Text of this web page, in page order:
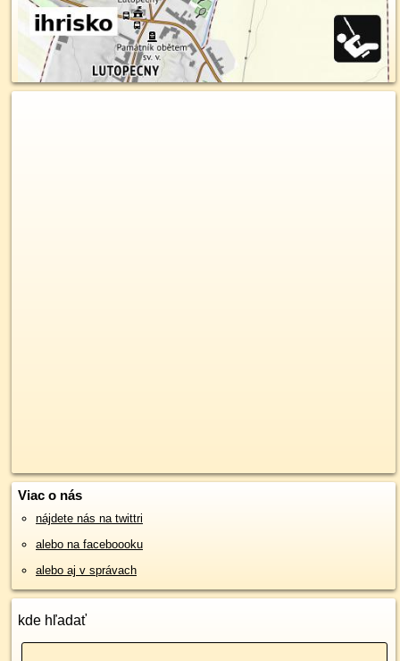
Viac o nás
nájdete nás na twittri
alebo na faceboooku
alebo aj v správach
kde hľadať